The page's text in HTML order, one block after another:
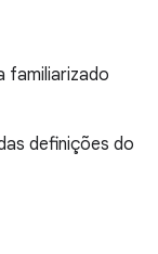
familiarizado
definições do